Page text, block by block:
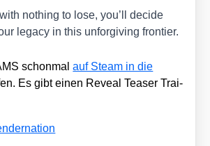
not­hing to lose, you’ll deci­de
lega­cy in this unf­or­gi­ving fron­tier.
schon­malauf Steam in die
Es gibt einen Reve­al Teaser Trai­